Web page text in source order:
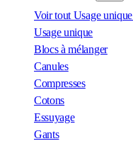
Voir tout Usage unique
Usage unique
Blocs à mélanger
Canules
Compresses
Cotons
Essuyage
Gants